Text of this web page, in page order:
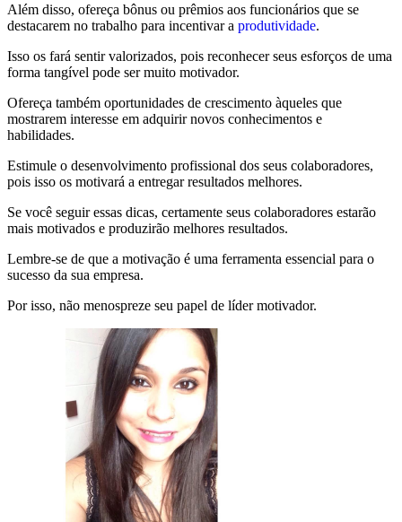
Além disso, ofereça bônus ou prêmios aos funcionários que se
destacarem no trabalho para incentivar a produtividade.
Isso os fará sentir valorizados, pois reconhecer seus esforços de uma
forma tangível pode ser muito motivador.
Ofereça também oportunidades de crescimento àqueles que
mostrarem interesse em adquirir novos conhecimentos e
habilidades.
Estimule o desenvolvimento profissional dos seus colaboradores,
pois isso os motivará a entregar resultados melhores.
Se você seguir essas dicas, certamente seus colaboradores estarão
mais motivados e produzirão melhores resultados.
Lembre-se de que a motivação é uma ferramenta essencial para o
sucesso da sua empresa.
Por isso, não menospreze seu papel de líder motivador.